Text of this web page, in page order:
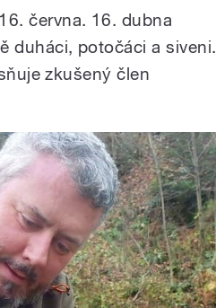
června. 16. dubna
duháci, potočáci a siveni.
zkušený člen